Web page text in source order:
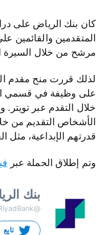
كان بنك الرياض على
المتقدمين والقائمين
مرشح من خلال السيرة
لذلك قررت منح مقدم
على وظيفة في قسمي
خلال التقدم عبر
الأشخاص التقديم من
قدرتهم الإبداعية، مثل
وتم إطلاق الحملة عبر
بنك
@RiyadBank
تابِع